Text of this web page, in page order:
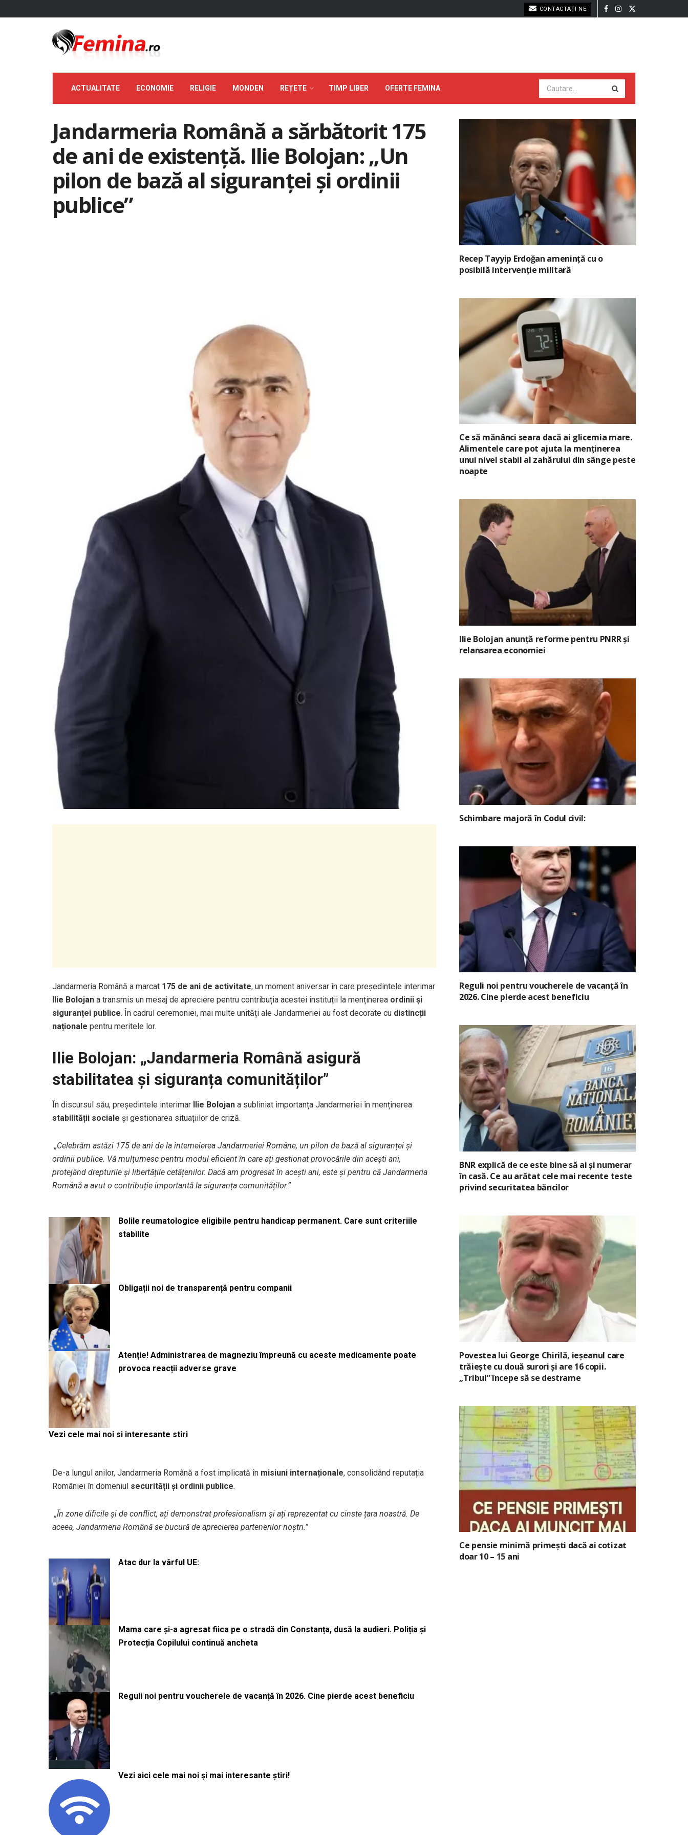
CONTACTAȚI-NE
ACTUALITATE ECONOMIE RELIGIE MONDEN REȚETE TIMP LIBER OFERTE FEMINA
Jandarmeria Română a sărbătorit 175
de ani de existență. Ilie Bolojan: „Un
pilon de bază al siguranței și ordinii
publice”
Jandarmeria Română a marcat 175 de ani de activitate, un moment aniversar în care președintele interimar
Ilie Bolojan a transmis un mesaj de apreciere pentru contribuția acestei instituții la menținerea ordinii și
siguranței publice. În cadrul ceremoniei, mai multe unități ale Jandarmeriei au fost decorate cu distincții
naționale pentru meritele lor.
Ilie Bolojan: „Jandarmeria Română asigură
stabilitatea și siguranța comunităților”
În discursul său, președintele interimar Ilie Bolojan a subliniat importanța Jandarmeriei în menținerea
stabilității sociale și gestionarea situațiilor de criză.
„Celebrăm astăzi 175 de ani de la întemeierea Jandarmeriei Române, un pilon de bază al siguranței și
ordinii publice. Vă mulțumesc pentru modul eficient în care ați gestionat provocările din acești ani,
protejând drepturile și libertățile cetățenilor. Dacă am progresat în acești ani, este și pentru că Jandarmeria
Română a avut o contribuție importantă la siguranța comunităților.”
Bolile reumatologice eligibile pentru handicap permanent. Care sunt criteriile
stabilite
Obligații noi de transparență pentru companii
Atenție! Administrarea de magneziu împreună cu aceste medicamente poate
provoca reacții adverse grave
Vezi cele mai noi si interesante stiri
De-a lungul anilor, Jandarmeria Română a fost implicată în misiuni internaționale, consolidând reputația
României în domeniul securității și ordinii publice.
„În zone dificile și de conflict, ați demonstrat profesionalism și ați reprezentat cu cinste țara noastră. De
aceea, Jandarmeria Română se bucură de aprecierea partenerilor noștri.”
Atac dur la vârful UE:
Mama care și-a agresat fiica pe o stradă din Constanța, dusă la audieri. Poliția și
Protecția Copilului continuă ancheta
Reguli noi pentru voucherele de vacanță în 2026. Cine pierde acest beneficiu
Vezi aici cele mai noi și mai interesante știri!
Recep Tayyip Erdoğan amenință cu o
posibilă intervenție militară
Ce să mănânci seara dacă ai glicemia mare.
Alimentele care pot ajuta la menținerea
unui nivel stabil al zahărului din sânge peste
noapte
Ilie Bolojan anunță reforme pentru PNRR și
relansarea economiei
Schimbare majoră în Codul civil:
Reguli noi pentru voucherele de vacanță în
2026. Cine pierde acest beneficiu
BNR explică de ce este bine să ai și numerar
în casă. Ce au arătat cele mai recente teste
privind securitatea băncilor
Povestea lui George Chirilă, ieșeanul care
trăiește cu două surori și are 16 copii.
„Tribul” începe să se destrame
Ce pensie minimă primești dacă ai cotizat
doar 10 – 15 ani